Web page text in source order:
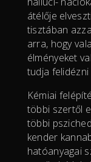
átélője
tisztában
arra, hogy
élményeket
tudja
Kémiai
többi szertől
többi
kender
hatóanyagai